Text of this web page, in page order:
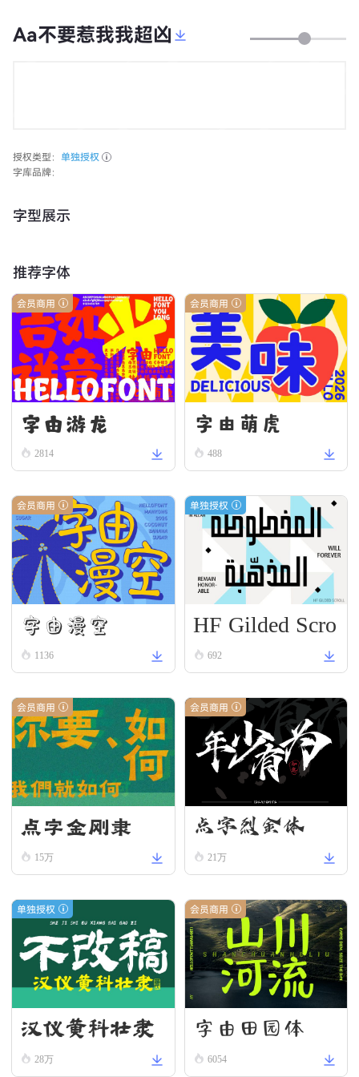
Aa不要惹我我超凶
授权类型： 单独授权
字库品牌：
字型展示
推荐字体
会员商用
字由游龙
2814
会员商用
字由萌虎
488
会员商用
字由漫空
1136
单独授权
HF Gilded Scro
ll 692
会员商用
点字金刚隶
15万
会员商用
点字烈金体
21万
单独授权
汉仪黄科壮隶
W28万
会员商用
字由田园体
6054